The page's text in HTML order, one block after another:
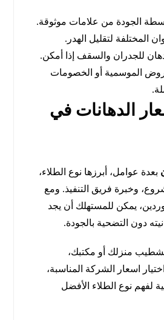
الجودة من علامات موثوقة.
المختلفة لتقليل الهدر.
للجدران والسقف إذا أمكن.
الموسمية أو الخصومات
الدهانات في
بعدة عوامل، أبرزها نوع الطلاء،
وخبرة فريق التنفيذ. ومع
يمكن للمستهلك أن يجد
دون التضحية بالجودة.
منزلك أو مكتبك،
اسعار الشركة المناسبة،
لفهم نوع الطلاء الأفضل